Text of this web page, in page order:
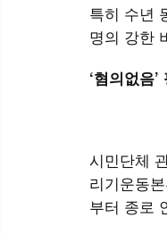
특히 수년
명의 강한
‘혐의없음
시민단체
리기운동
부터 종로